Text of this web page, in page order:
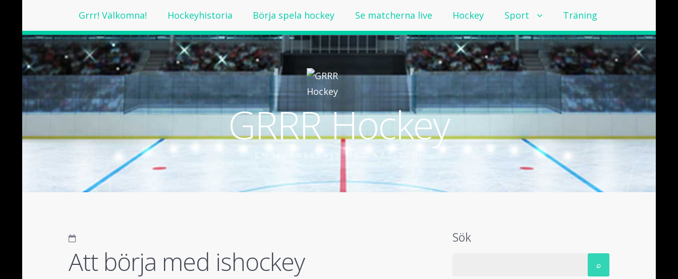
GRRR Hockey
EN HOCKEYSAJT MED ATTITYD!
Grrr! Välkomna! Hockeyhistoria Börja spela hockey Se matcherna live Hockey Sport Träning
Att börja med ishockey
Sök